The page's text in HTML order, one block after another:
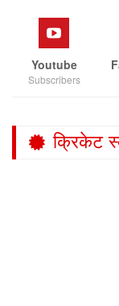
Youtube
Subscribers
क्रिकेट